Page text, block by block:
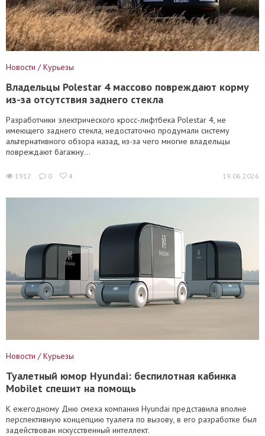
Новости / Курьезы
Владельцы Polestar 4 массово повреждают корму
из-за отсутствия заднего стекла
Разработчики электрического кросс-лифтбека Polestar 4, не
имеющего заднего стекла, недостаточно продумали систему
альтернативного обзора назад, из-за чего многие владельцы
повреждают багажну...
1912 0 4 19.06.2026
Новости / Курьезы
Туалетный юмор Hyundai: беспилотная кабинка
Mobilet спешит на помощь
К ежегодному Дню смеха компания Hyundai представила вполне
перспективную концепцию туалета по вызову, в его разработке был
задействован искусственный интеллект.